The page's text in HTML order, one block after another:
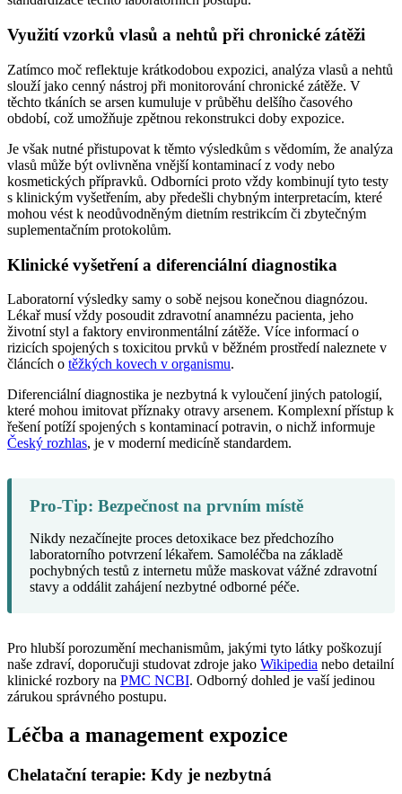
Využití vzorků vlasů a nehtů při chronické zátěži
Zatímco moč reflektuje krátkodobou expozici, analýza vlasů a nehtů
slouží jako cenný nástroj při monitorování chronické zátěže. V
těchto tkáních se arsen kumuluje v průběhu delšího časového
období, což umožňuje zpětnou rekonstrukci doby expozice.
Je však nutné přistupovat k těmto výsledkům s vědomím, že analýza
vlasů může být ovlivněna vnější kontaminací z vody nebo
kosmetických přípravků. Odborníci proto vždy kombinují tyto testy
s klinickým vyšetřením, aby předešli chybným interpretacím, které
mohou vést k neodůvodněným dietním restrikcím či zbytečným
suplementačním protokolům.
Klinické vyšetření a diferenciální diagnostika
Laboratorní výsledky samy o sobě nejsou konečnou diagnózou.
Lékař musí vždy posoudit zdravotní anamnézu pacienta, jeho
životní styl a faktory environmentální zátěže. Více informací o
rizicích spojených s toxicitou prvků v běžném prostředí naleznete v
článcích o těžkých kovech v organismu.
Diferenciální diagnostika je nezbytná k vyloučení jiných patologií,
které mohou imitovat příznaky otravy arsenem. Komplexní přístup k
řešení potíží spojených s kontaminací potravin, o nichž informuje
Český rozhlas, je v moderní medicíně standardem.
Pro-Tip: Bezpečnost na prvním místě
Nikdy nezačínejte proces detoxikace bez předchozího
laboratorního potvrzení lékařem. Samoléčba na základě
pochybných testů z internetu může maskovat vážné zdravotní
stavy a oddálit zahájení nezbytné odborné péče.
Pro hlubší porozumění mechanismům, jakými tyto látky poškozují
naše zdraví, doporučuji studovat zdroje jako Wikipedia nebo detailní
klinické rozbory na PMC NCBI. Odborný dohled je vaší jedinou
zárukou správného postupu.
Léčba a management expozice
Chelatační terapie: Kdy je nezbytná